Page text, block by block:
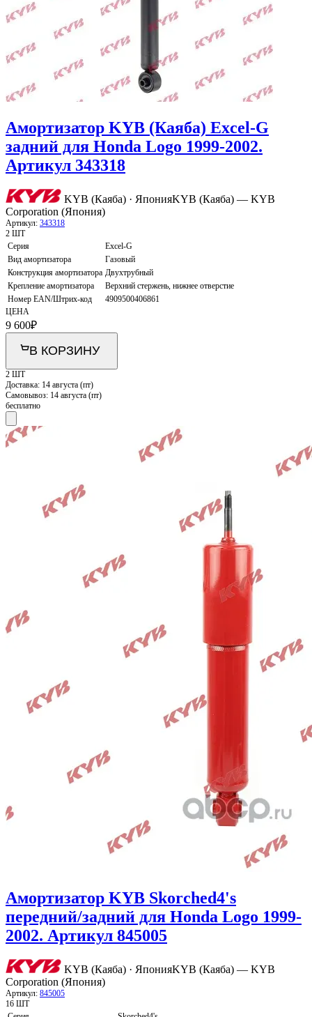
Амортизатор KYB (Каяба) Excel-G
задний для Honda Logo 1999-2002.
Артикул 343318
KYB (Каяба) · ЯпонияKYB (Каяба) — KYB
Corporation (Япония)
Артикул: 343318
2 ШТ
Серия
Excel-G
Вид амортизатора
Газовый
Конструкция амортизатора Двухтрубный
Крепление амортизатора
Верхний стержень, нижнее отверстие
Номер EAN/Штрих-код
4909500406861
ЦЕНА
9 600₽
В КОРЗИНУ
2 ШТ
Доставка: 14 августа (пт)
Самовывоз: 14 августа (пт)
бесплатно
Амортизатор KYB Skorched4's
передний/задний для Honda Logo 1999-
2002. Артикул 845005
KYB (Каяба) · ЯпонияKYB (Каяба) — KYB
Corporation (Япония)
Артикул: 845005
16 ШТ